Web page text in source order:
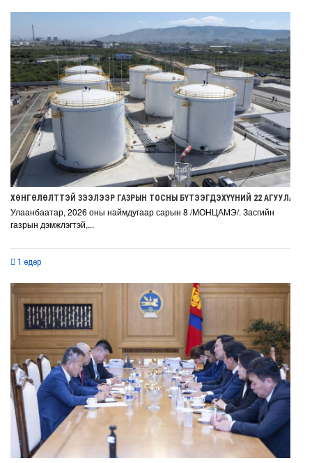
ХӨНГӨЛӨЛТТЭЙ ЗЭЭЛЭЭР ГАЗРЫН ТОСНЫ БҮТЭЭГДЭХҮҮНИЙ 22 АГУУЛАХ
Улаанбаатар, 2026 оны наймдугаар сарын 8 /МОНЦАМЭ/. Засгийн
газрын дэмжлэгтэй,...
1 өдөр